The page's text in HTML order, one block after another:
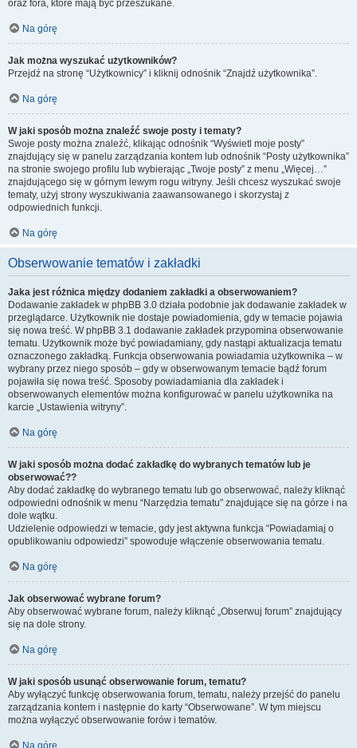
oraz fora, które mają być przeszukane.
Na górę
Jak można wyszukać użytkowników?
Przejdź na stronę “Użytkownicy” i kliknij odnośnik “Znajdź użytkownika”.
Na górę
W jaki sposób można znaleźć swoje posty i tematy?
Swoje posty można znaleźć, klikając odnośnik “Wyświetl moje posty”
znajdujący się w panelu zarządzania kontem lub odnośnik “Posty użytkownika”
na stronie swojego profilu lub wybierając „Twoje posty” z menu „Więcej…”
znajdującego się w górnym lewym rogu witryny. Jeśli chcesz wyszukać swoje
tematy, użyj strony wyszukiwania zaawansowanego i skorzystaj z
odpowiednich funkcji.
Na górę
Obserwowanie tematów i zakładki
Jaka jest różnica między dodaniem zakładki a obserwowaniem?
Dodawanie zakładek w phpBB 3.0 działa podobnie jak dodawanie zakładek w
przeglądarce. Użytkownik nie dostaje powiadomienia, gdy w temacie pojawia
się nowa treść. W phpBB 3.1 dodawanie zakładek przypomina obserwowanie
tematu. Użytkownik może być powiadamiany, gdy nastąpi aktualizacja tematu
oznaczonego zakładką. Funkcja obserwowania powiadamia użytkownika – w
wybrany przez niego sposób – gdy w obserwowanym temacie bądź forum
pojawiła się nowa treść. Sposoby powiadamiania dla zakładek i
obserwowanych elementów można konfigurować w panelu użytkownika na
karcie „Ustawienia witryny”.
Na górę
W jaki sposób można dodać zakładkę do wybranych tematów lub je
obserwować??
Aby dodać zakładkę do wybranego tematu lub go obserwować, należy kliknąć
odpowiedni odnośnik w menu “Narzędzia tematu” znajdujące się na górze i na
dole wątku.
Udzielenie odpowiedzi w temacie, gdy jest aktywna funkcja “Powiadamiaj o
opublikowaniu odpowiedzi” spowoduje włączenie obserwowania tematu.
Na górę
Jak obserwować wybrane forum?
Aby obserwować wybrane forum, należy kliknąć „Obserwuj forum” znajdujący
się na dole strony.
Na górę
W jaki sposób usunąć obserwowanie forum, tematu?
Aby wyłączyć funkcję obserwowania forum, tematu, należy przejść do panelu
zarządzania kontem i następnie do karty “Obserwowane”. W tym miejscu
można wyłączyć obserwowanie forów i tematów.
Na górę